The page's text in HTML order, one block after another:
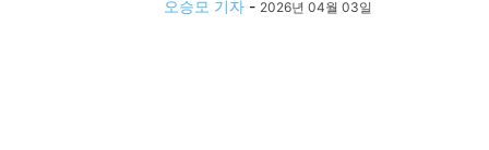
오승모 기자 - 2026년 04월 03일